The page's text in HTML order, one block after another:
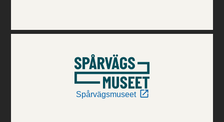
Spårvägsmuseet